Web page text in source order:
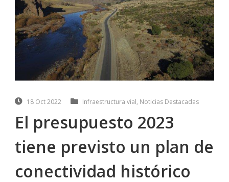
18 Oct 2022 Infraestructura vial, Noticias Destacadas
El presupuesto 2023
tiene previsto un plan de
conectividad histórico